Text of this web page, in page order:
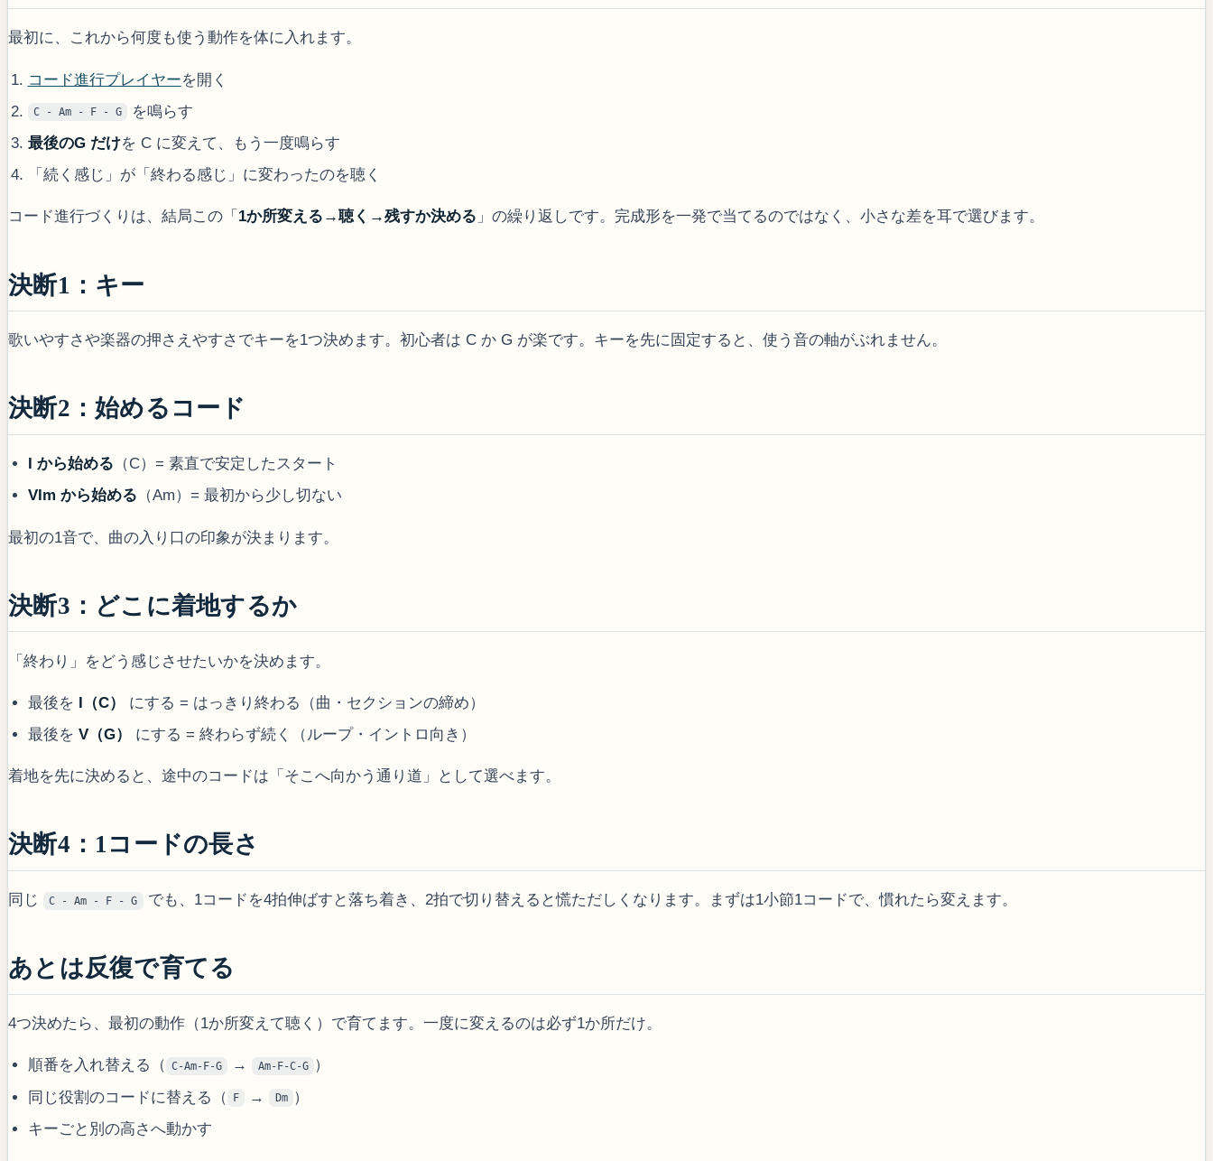
最初に、これから何度も使う動作を体に入れます。
コード進行プレイヤーを開く
C - Am - F - G
を鳴らす
最後のG だけを C に変えて、もう一度鳴らす
「続く感じ」が「終わる感じ」に変わったのを聴く
コード進行づくりは、結局この「 1か所変える→聴く→残すか決める 」の繰り返しです。完成形を一発で当てるのではなく、小さな差を耳で選びます。
決断1：キー
歌いやすさや楽器の押さえやすさでキーを1つ決めます。初心者は C か G が楽です。キーを先に固定すると、使う音の軸がぶれません。
決断2：始めるコード
I から始める （C）= 素直で安定したスタート
VIm から始める （Am）= 最初から少し切ない
最初の1音で、曲の入り口の印象が決まります。
決断3：どこに着地するか
「終わり」をどう感じさせたいかを決めます。
最後を I（C）
にする = はっきり終わる（曲・セクションの締め）
最後を V（G） にする = 終わらず続く（ループ・イントロ向き）
着地を先に決めると、途中のコードは「そこへ向かう通り道」として選べます。
決断4：1コードの長さ
同じ C - Am - F - G でも、1コードを4拍伸ばすと落ち着き、2拍で切り替えると慌ただしくなります。まずは1小節1コードで、慣れたら変えます。
あとは反復で育てる
4つ決めたら、最初の動作（1か所変えて聴く）で育てます。一度に変えるのは必ず1か所だけ。
順番を入れ替える（ C-Am-F-G → Am-F-C-G ）
同じ役割のコードに替える（ F → Dm ）
キーごと別の高さへ動かす